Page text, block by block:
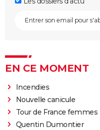
EN CE MOMENT
Incendies
Nouvelle canicule
Tour de France femmes
Quentin Dumontier